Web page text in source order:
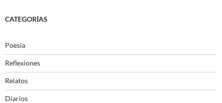
CATEGORÍAS
Poesía
Reflexiones
Relatos
Diarios